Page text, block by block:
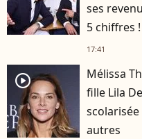
ses
5 chiffres !
17:41
player2
Mélissa
fille Lila
autres